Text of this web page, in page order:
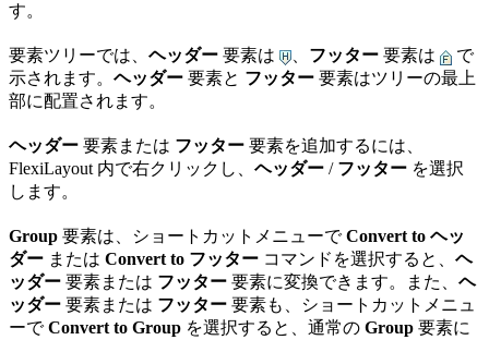
す。
要素ツリーでは、 ヘッダー 要素は フッター 要素は
で
示されます。 ヘッダー 要素と フッター 要素はツリーの最上
部に配置されます。
ヘッダー 要素または フッター 要素を追加するには、
FlexiLayout 内で右クリックし、 ヘッダー / フッター を選択
します。
Group 要素は、ショートカットメニューでConvert to ヘッ
ダー または Convert to フッター コマンドを選択すると、 ヘ
ッダー 要素または フッター 要素に変換できます。また、 ヘ
ッダー 要素または フッター 要素も、ショートカットメニュ
ーでConvert to Group を選択すると、通常の Group 要素に